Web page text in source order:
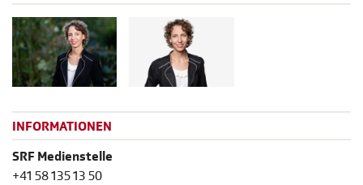
INFORMATIONEN
SRF Medienstelle
+41 58 135 13 50